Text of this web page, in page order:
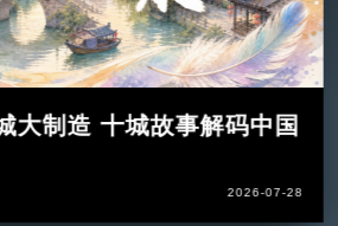
大制造 十城故事解码中国
2026-07-28